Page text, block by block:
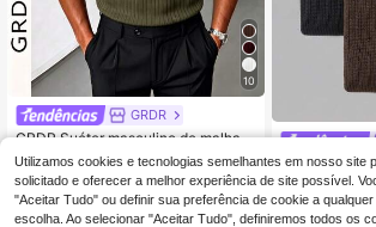
10
GRDR
GRDR Suéter masculino de malha c
om gola polo, manga curta e cor sóli
da, ideal para o verão e essencial p
ara um estilo moderno.
8,25€ NEW 2 peças
de manga
orrer e gola
44
Utilizamos cookies e tecnologias semelhantes em nosso site
solicitado e oferecer a melhor experiência de site possível.
"Aceitar Tudo" ou definir sua preferência de cookie a
escolha. Ao selecionar "Aceitar Tudo", definiremos todos os